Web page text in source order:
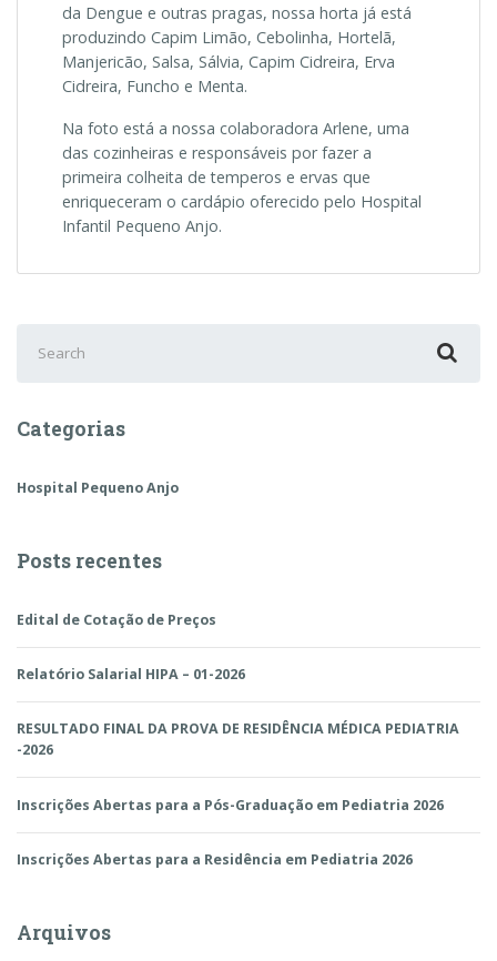
da Dengue e outras pragas, nossa horta já está
produzindo Capim Limão, Cebolinha, Hortelã,
Manjericão, Salsa, Sálvia, Capim Cidreira, Erva
Cidreira, Funcho e Menta.
Na foto está a nossa colaboradora Arlene, uma
das cozinheiras e responsáveis por fazer a
primeira colheita de temperos e ervas que
enriqueceram o cardápio oferecido pelo Hospital
Infantil Pequeno Anjo.
for:
Categorias
Hospital Pequeno Anjo
Posts recentes
Edital de Cotação de Preços
Relatório Salarial HIPA – 01-2026
RESULTADO FINAL DA PROVA DE RESIDÊNCIA MÉDICA PEDIATRIA
-2026
Inscrições Abertas para a Pós-Graduação em Pediatria 2026
Inscrições Abertas para a Residência em Pediatria 2026
Arquivos